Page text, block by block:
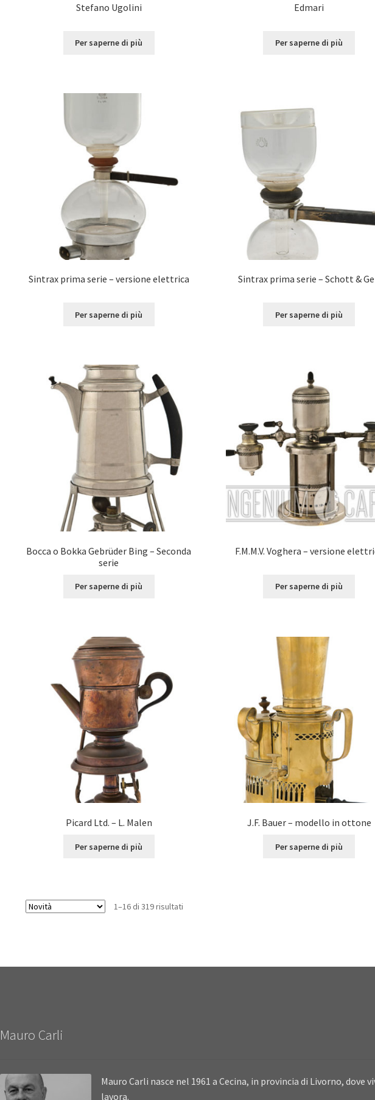
Stefano Ugolini
Per saperne di più
Edmari
Per saperne di più
Sintrax prima serie – versione elettrica
Per saperne di più
Sintrax prima serie – Schott &
Per saperne di più
Bocca o Bokka Gebrüder Bing – Seconda
serie
Per saperne di più
F.M.M.V. Voghera – versione
Per saperne di più
Picard Ltd. – L. Malen
Per saperne di più
J.F. Bauer – modello in ottone
Per saperne di più
1–16 di 319 risultati
Mauro Carli
Mauro Carli nasce nel 1961 a Cecina, in provincia di Livorno, dove
lavora.